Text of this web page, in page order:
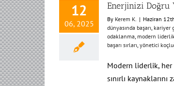
12
06, 2025
Enerjinizi Doğru
By Kerem K. | Haziran
dünyasında başarı, kariyer
odaklanma, modern
başarı sırları, yönetici
Modern liderlik, her
sınırlı